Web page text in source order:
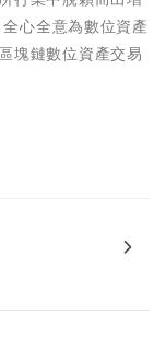
心全意為數位資產
塊鏈數位資產交易